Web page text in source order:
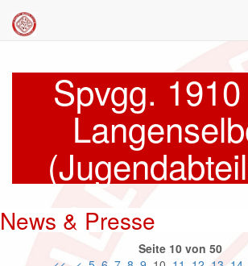
Spvgg. 1910
News & Presse
Seite 10 von 50